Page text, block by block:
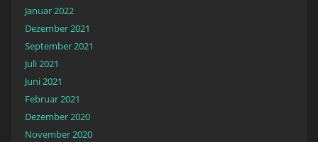
Januar 2022
Dezember 2021
September 2021
Juli 2021
Juni 2021
Februar 2021
Dezember 2020
November 2020